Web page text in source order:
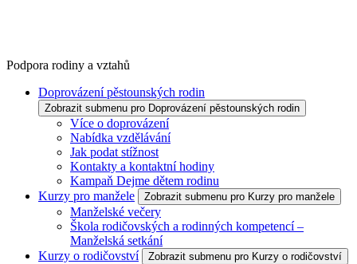
Podpora rodiny a vztahů
Doprovázení pěstounských rodin
Zobrazit submenu pro Doprovázení pěstounských rodin
Více o doprovázení
Nabídka vzdělávání
Jak podat stížnost
Kontakty a kontaktní hodiny
Kampaň Dejme dětem rodinu
Kurzy pro manžele
Zobrazit submenu pro Kurzy pro manžele
Manželské večery
Škola rodičovských a rodinných kompetencí –
Manželská setkání
Kurzy o rodičovství
Zobrazit submenu pro Kurzy o rodičovství